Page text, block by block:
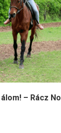
– Rácz